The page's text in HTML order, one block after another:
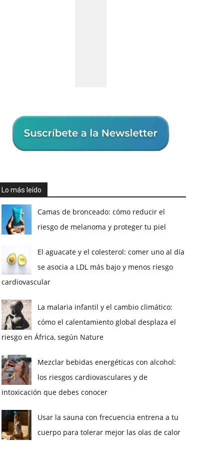
Lo más leído
Camas de bronceado: cómo reducir el
riesgo de melanoma y proteger tu piel
El aguacate y el colesterol: comer uno al día
se asocia a LDL más bajo y menos riesgo
cardiovascular
La malaria infantil y el cambio climático:
cómo el calentamiento global desplaza el
riesgo en África, según Nature
Mezclar bebidas energéticas con alcohol:
los riesgos cardiovasculares y de
intoxicación que debes conocer
Usar la sauna con frecuencia entrena a tu
cuerpo para tolerar mejor las olas de calor